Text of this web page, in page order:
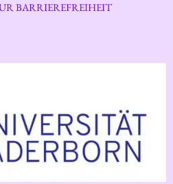
BARRIEREFREIHEIT